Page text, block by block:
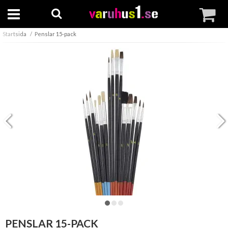
Startsida Penslar 15-pack
PENSLAR 15-PACK